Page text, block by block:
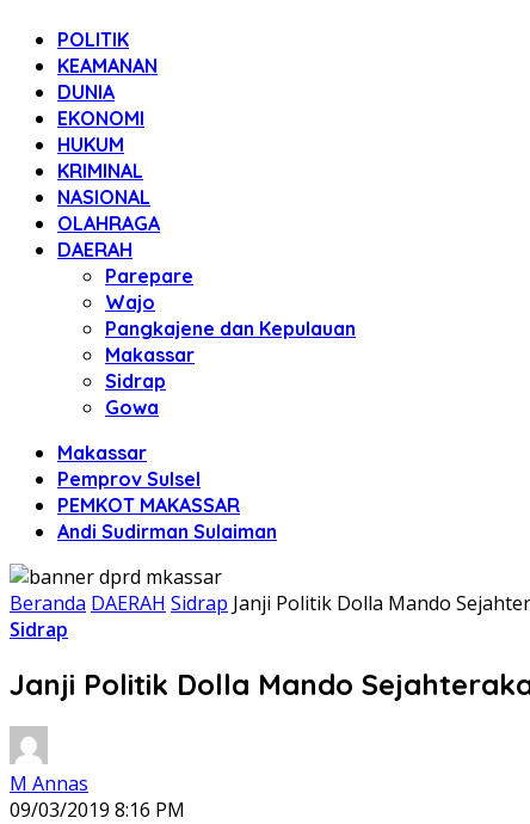
POLITIK
KEAMANAN
DUNIA
EKONOMI
HUKUM
KRIMINAL
NASIONAL
OLAHRAGA
DAERAH
Parepare
Wajo
Pangkajene dan Kepulauan
Makassar
Sidrap
Gowa
Makassar
Pemprov Sulsel
PEMKOT MAKASSAR
Andi Sudirman Sulaiman
Beranda DAERAH Sidrap Janji Politik Dolla Mando
Sidrap
Janji Politik Dolla Mando
M Annas
09/03/2019 8:16 PM